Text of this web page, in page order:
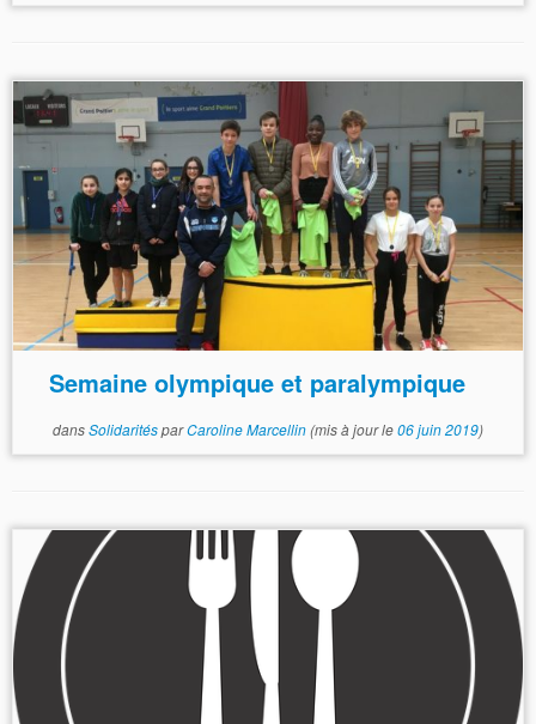
Semaine olympique et paralympique
dansSolidaritésparCaroline Marcellin(mis à jour le06 juin 2019)